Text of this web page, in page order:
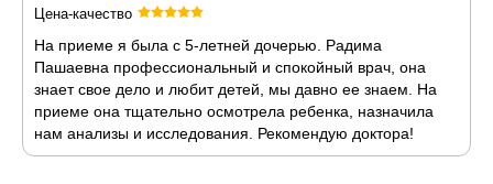
Цена-качество
На приеме я была с 5-летней дочерью. Радима
Пашаевна профессиональный и спокойный врач, она
знает свое дело и любит детей, мы давно ее знаем. На
приеме она тщательно осмотрела ребенка, назначила
нам анализы и исследования. Рекомендую доктора!